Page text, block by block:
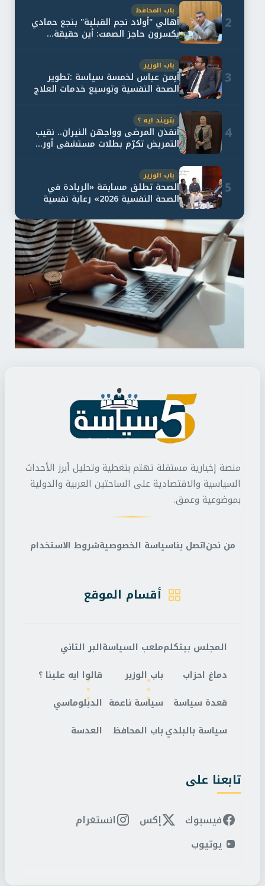
2
باب المحافظ
أهالي "أولاد نجم القبلية" بنجع حمادي
يكسرون حاجز الصمت: أين حقيقة...
3
باب الوزير
أيمن عباس لخمسة سياسة :تطوير
الصحة النفسية وتوسيع خدمات العلاج
4
بتريند ايه ؟
أنقذن المرضى وواجهن النيران.. نقيب
التمريض تكرّم بطلات مستشفى أور...
5
باب الوزير
الصحة تطلق مسابقة «الريادة في
الصحة النفسية 2026» رعاية نفسية
منصة إخبارية مستقلة تهتم بتغطية وتحليل أبرز الأحداث
السياسية والاقتصادية على الساحتين العربية والدولية
بموضوعية وعمق.
من نحناتصل بناسياسة الخصوصيةشروط الاستخدام
أقسام الموقع
المجلس بيتكلم
دماغ احزاب
قعدة سياسة
سياسة بالبلدي
ملعب السياسة
باب الوزير
سياسة ناعمة
باب المحافظ
البر التاني
قالوا ايه علينا ؟
الدبلوماسي
العدسة
تابعنا على
فيسبوك إكس
انستغرام
يوتيوب